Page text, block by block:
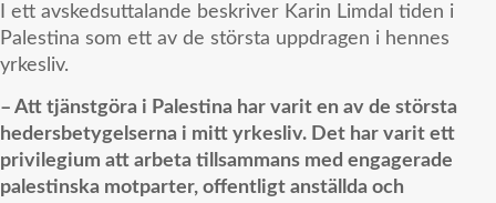
I ett avskedsuttalande beskriver Karin Limdal tiden i
Palestina som ett av de största uppdragen i hennes
yrkesliv.
– Att tjänstgöra i Palestina har varit en av de största
hedersbetygelserna i mitt yrkesliv. Det har varit ett
privilegium att arbeta tillsammans med engagerade
palestinska motparter, offentligt anställda och